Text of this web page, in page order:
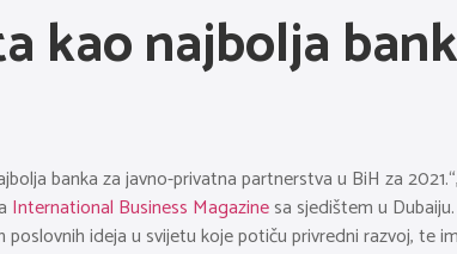
kao najbolja
banka za javno-privatna partnerstva u BiH za
International Business Magazinesa sjedištem u
ideja u svijetu koje potiču privredni razvoj, te